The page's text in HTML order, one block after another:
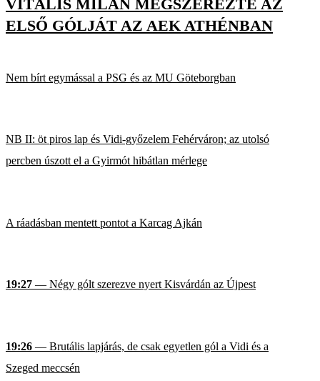
VITÁLIS MILÁN MEGSZEREZTE AZ
ELSŐ GÓLJÁT AZ AEK ATHÉNBAN
Nem bírt egymással a PSG és az MU Göteborgban
NB II: öt piros lap és Vidi-győzelem Fehérváron; az utolsó
percben úszott el a Gyirmót hibátlan mérlege
A ráadásban mentett pontot a Karcag Ajkán
19:27 — Négy gólt szerezve nyert Kisvárdán az Újpest
19:26 — Brutális lapjárás, de csak egyetlen gól a Vidi és a
Szeged meccsén